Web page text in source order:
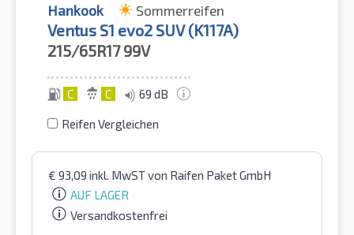
Hankook Sommerreifen
Ventus S1 evo2 SUV (K117A)
215/65R17 99V
C C 69 dB
Reifen Vergleichen
€ 93,09 inkl. MwSTvon Raifen Paket GmbH
AUF LAGER
Versandkostenfrei